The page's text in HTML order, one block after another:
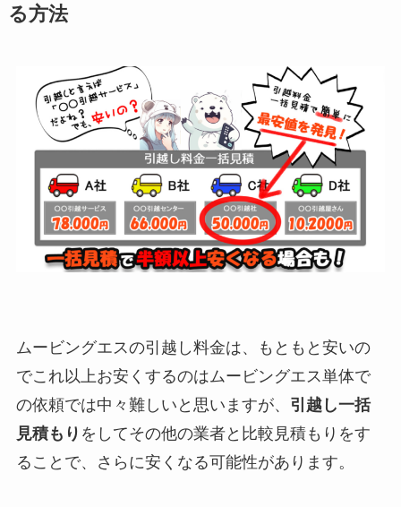
る方法
ムービングエスの引越し料金は、もともと安いの
でこれ以上お安くするのはムービングエス単体で
の依頼では中々難しいと思いますが、 引越し一括
見積もり をしてその他の業者と比較見積もりをす
ることで、さらに安くなる可能性があります。